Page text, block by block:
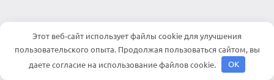
Этот веб-сайт использует файлы cookie для улучшения
пользовательского опыта. Продолжая пользоваться сайтом, вы
даете согласие на использование файлов cookie.
OK